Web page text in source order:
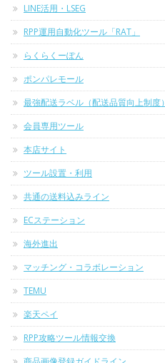
LINE活用・LSEG
RPP運用自動化ツール「RAT」
らくらくーぽん
ポンパレモール
最強配送ラベル（配送品質向上制度）
会員専用ツール
本店サイト
ツール設置・利用
共通の送料込みライン
ECステーション
海外進出
マッチング・コラボレーション
TEMU
楽天ペイ
RPP攻略ツール情報交換